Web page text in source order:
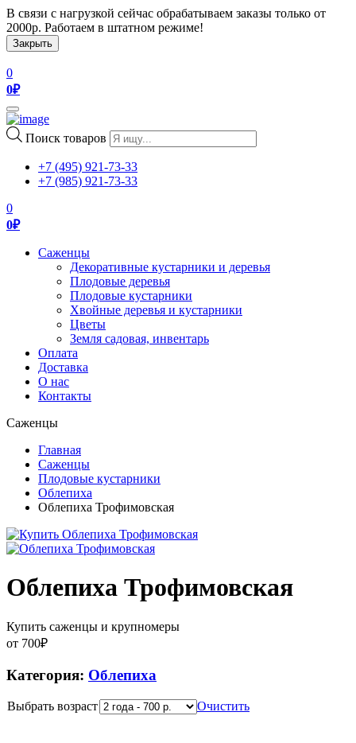
В связи с нагрузкой сейчас обрабатываем заказы только от
2000р. Работаем в штатном режиме!
Закрыть
0
0₽
Toggle
navigation
Поиск товаров
+7 (495) 921-73-33
+7 (985) 921-73-33
0
0₽
Саженцы
Декоративные кустарники и деревья
Плодовые деревья
Плодовые кустарники
Хвойные деревья и кустарники
Цветы
Земля садовая, инвентарь
Оплата
Доставка
О нас
Контакты
Саженцы
Главная
Саженцы
Плодовые кустарники
Облепиха
Облепиха Трофимовская
Облепиха Трофимовская
Купить саженцы и крупномеры
от 700₽
Категория: Облепиха
Выбрать возраст Очистить